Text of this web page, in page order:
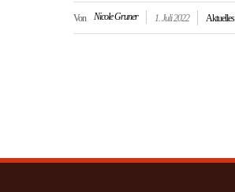
Von Nicole Gruner 1. Juli 2022 Aktuelles